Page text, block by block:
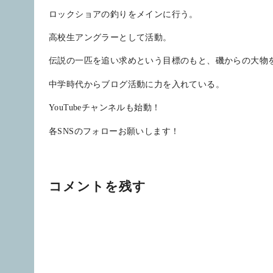
ロックショアの釣りをメインに行う。
高校生アングラーとして活動。
伝説の一匹を追い求めという目標のもと、磯からの大物
中学時代からブログ活動に力を入れている。
YouTubeチャンネルも始動！
各SNSのフォローお願いします！
コメントを残す